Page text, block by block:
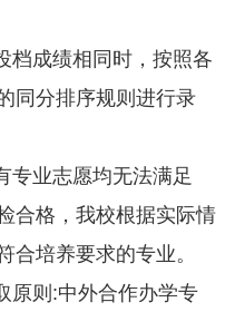
档成绩相同时，按照各
同分排序规则进行录
专业志愿均无法满足
合格，我校根据实际情
合培养要求的专业。
原则:中外合作办学专